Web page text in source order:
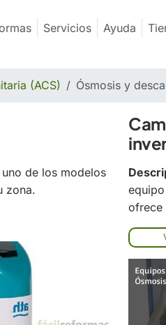
Servicios Ayuda
(ACS) Ósmosis y
de los modelos
zona.
ofrece